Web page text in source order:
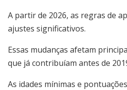
A partir de 2026, as regras de
ajustes significativos.
Essas mudanças afetam
que já contribuíam antes de
As idades mínimas e